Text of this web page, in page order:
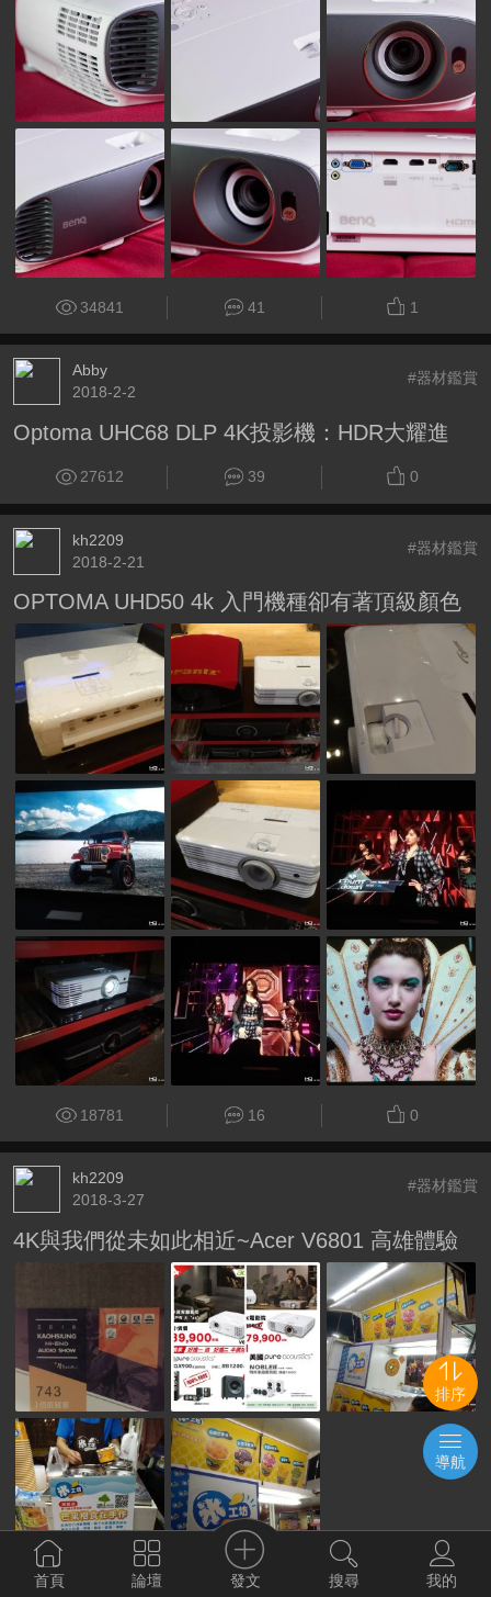
34841 41 1
Abby
2018-2-2
#器材鑑賞
Optoma UHC68 DLP 4K投影機：HDR大耀進
27612 39 0
kh2209
2018-2-21
#器材鑑賞
OPTOMA UHD50 4k 入門機種卻有著頂級顏色
18781 16 0
kh2209
2018-3-27
#器材鑑賞
4K與我們從未如此相近~Acer V6801 高雄體驗
首頁 論壇 發文 搜尋 我的
排序
導航